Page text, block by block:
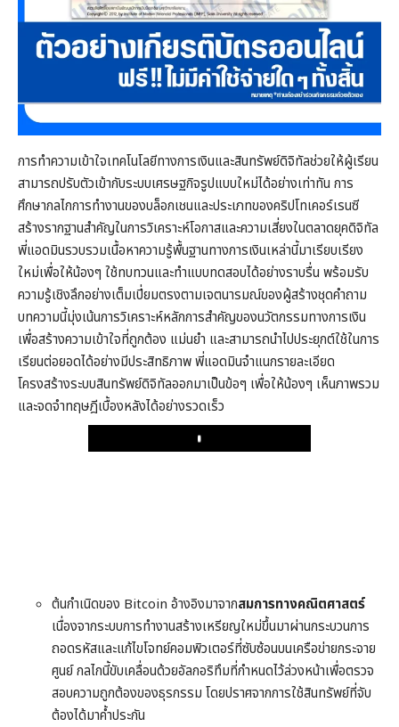
การทำความเข้าใจเทคโนโลยีทางการเงินและสินทรัพย์ดิจิทัลช่วยให้ผู้เรียน
สามารถปรับตัวเข้ากับระบบเศรษฐกิจรูปแบบใหม่ได้อย่างเท่าทัน การ
ศึกษากลไกการทำงานของบล็อกเชนและประเภทของคริปโทเคอร์เรนซี
สร้างรากฐานสำคัญในการวิเคราะห์โอกาสและความเสี่ยงในตลาดยุคดิจิทัล
พี่แอดมินรวบรวมเนื้อหาความรู้พื้นฐานทางการเงินเหล่านี้มาเรียบเรียง
ใหม่เพื่อให้น้องๆ ใช้ทบทวนและทำแบบทดสอบได้อย่างราบรื่น พร้อมรับ
ความรู้เชิงลึกอย่างเต็มเปี่ยมตรงตามเจตนารมณ์ของผู้สร้างชุดคำถาม
บทความนี้มุ่งเน้นการวิเคราะห์หลักการสำคัญของนวัตกรรมทางการเงิน
เพื่อสร้างความเข้าใจที่ถูกต้อง แม่นยำ และสามารถนำไปประยุกต์ใช้ในการ
เรียนต่อยอดได้อย่างมีประสิทธิภาพ พี่แอดมินจำแนกรายละเอียด
โครงสร้างระบบสินทรัพย์ดิจิทัลออกมาเป็นข้อๆ เพื่อให้น้องๆ เห็นภาพรวม
และจดจำทฤษฎีเบื้องหลังได้อย่างรวดเร็ว
Play
ต้นกำเนิดของ Bitcoin อ้างอิงมาจากสมการทางคณิตศาสตร์
เนื่องจากระบบการทำงานสร้างเหรียญใหม่ขึ้นมาผ่านกระบวนการ
ถอดรหัสและแก้ไขโจทย์คอมพิวเตอร์ที่ซับซ้อนบนเครือข่ายกระจาย
ศูนย์ กลไกนี้ขับเคลื่อนด้วยอัลกอริทึมที่กำหนดไว้ล่วงหน้าเพื่อตรวจ
สอบความถูกต้องของธุรกรรม โดยปราศจากการใช้สินทรัพย์ที่จับ
ต้องได้มาค้ำประกัน